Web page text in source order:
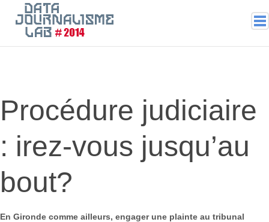
2020
2017
2016
2015
2012
Procédure judiciaire
: irez-vous jusqu’au
bout?
En Gironde comme ailleurs, engager une plainte au tribunal